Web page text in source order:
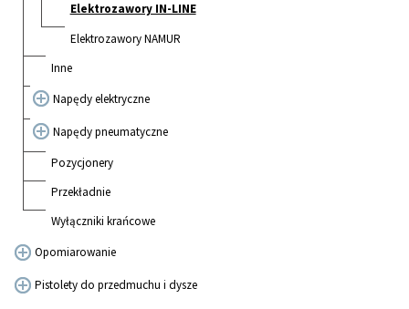
Elektrozawory IN-LINE
Elektrozawory NAMUR
Inne
Napędy elektryczne
Napędy pneumatyczne
Pozycjonery
Przekładnie
Wyłączniki krańcowe
Opomiarowanie
Pistolety do przedmuchu i dysze